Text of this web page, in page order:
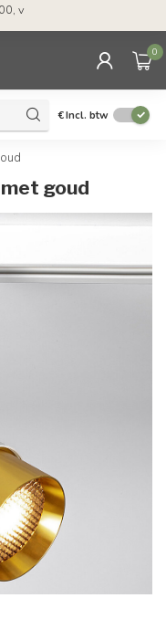
0
€Incl. btw
goud